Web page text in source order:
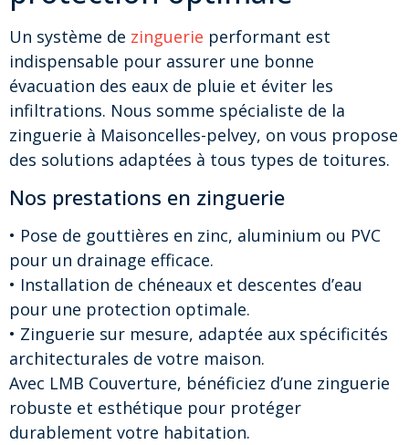
Un système de zinguerie performant est
indispensable pour assurer une bonne
évacuation des eaux de pluie et éviter les
infiltrations. Nous somme spécialiste de la
zinguerie à Maisoncelles-pelvey, on vous propose
des solutions adaptées à tous types de toitures.
Nos prestations en zinguerie
• Pose de gouttières en zinc, aluminium ou PVC
pour un drainage efficace.
• Installation de chéneaux et descentes d’eau
pour une protection optimale.
• Zinguerie sur mesure, adaptée aux spécificités
architecturales de votre maison.
Avec LMB Couverture, bénéficiez d’une zinguerie
robuste et esthétique pour protéger
durablement votre habitation.